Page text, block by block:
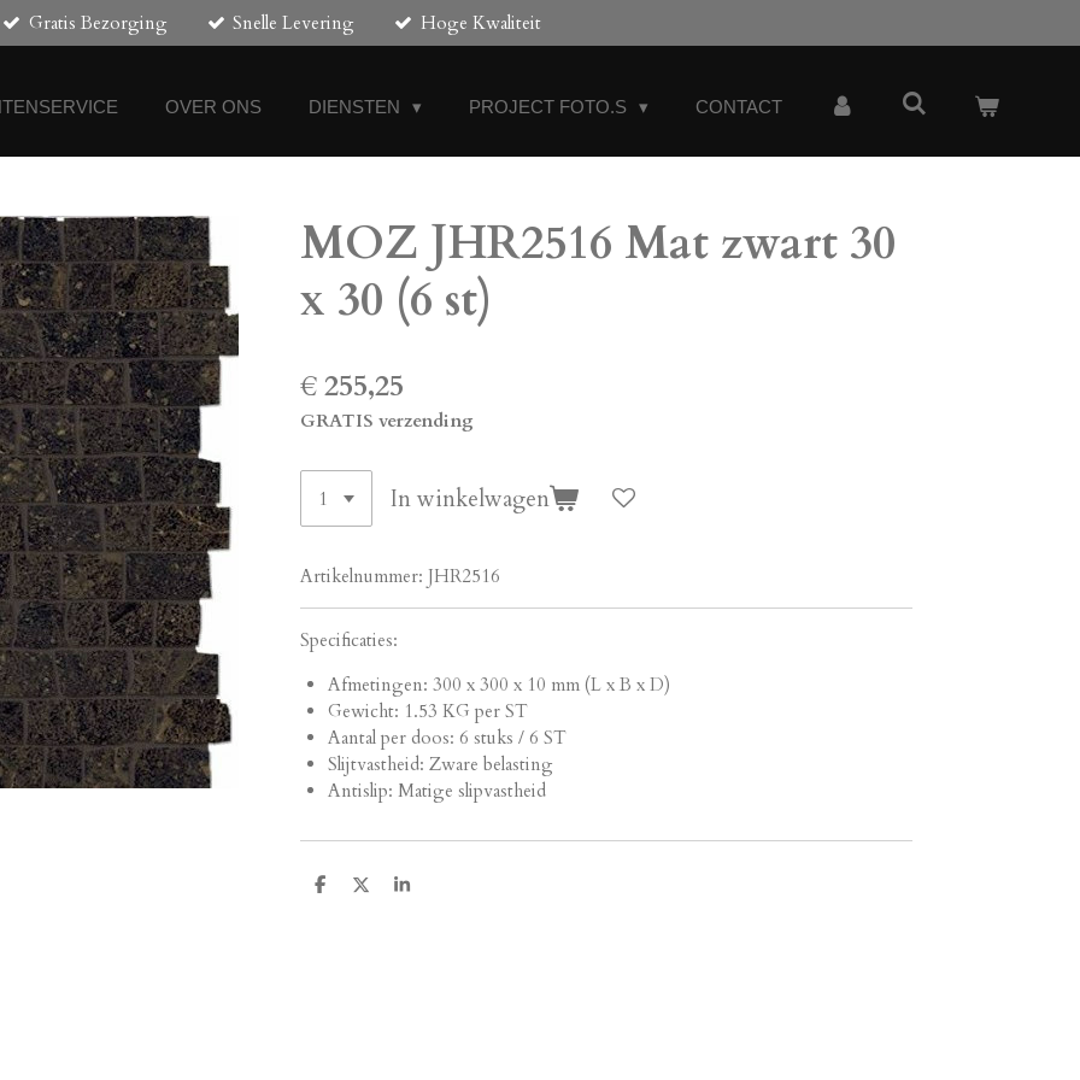
Gratis Bezorging Snelle Levering Hoge Kwaliteit
OVER ONS DIENSTEN PROJECT FOTO.S CONTACT
MOZ JHR2516 Mat zwart 30
x 30 (6 st)
€ 255,25
GRATIS verzending
In winkelwagen
Artikelnummer: JHR2516
Specificaties:
Afmetingen: 300 x 300 x 10 mm (L x B x D)
Gewicht: 1.53 KG per ST
Aantal per doos: 6 stuks / 6 ST
Slijtvastheid: Zware belasting
Antislip: Matige slipvastheid
D
D
S